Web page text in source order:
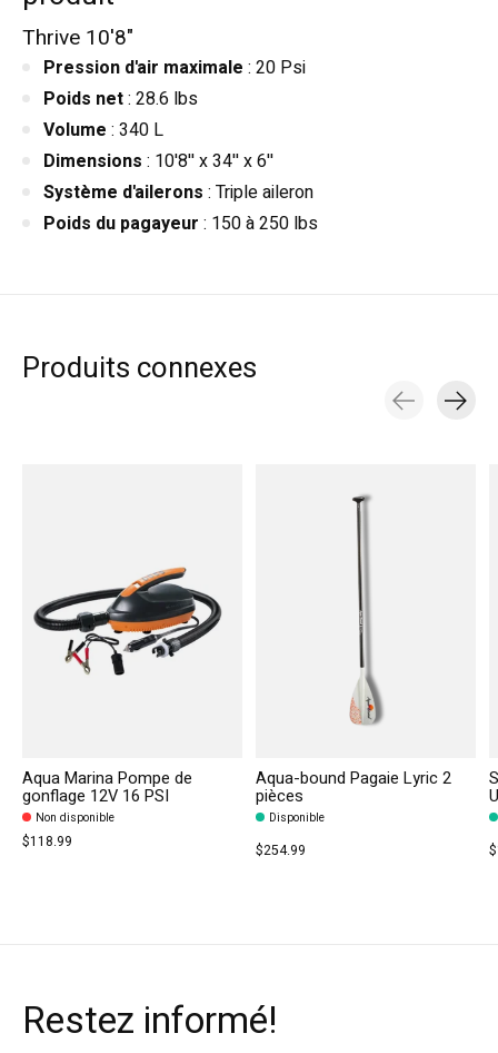
Thrive 10'8"
Pression d'air maximale : 20 Psi
Poids net: 28.6 lbs
Volume : 340 L
Dimensions : 10'8'' x 34'' x 6''
Système d'ailerons : Triple aileron
Poids du pagayeur : 150 à 250 lbs
Produits connexes
Aqua Marina Pompe de
gonflage 12V 16 PSI
Non disponible
$118.99
Aqua-bound Pagaie Lyric 2
pièces
Disponible
$254.99
Restez informé!